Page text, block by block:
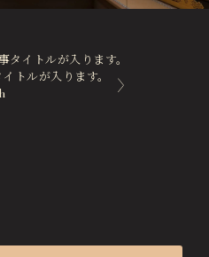
）
CAFE
カフェ
タイトルが入ります。
トルが入ります。